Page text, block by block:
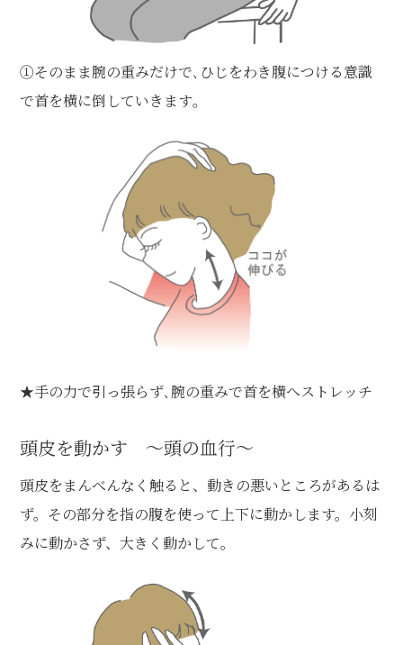
①そのまま腕の重みだけで､ひじをわき腹につける意識
で首を横に倒していきます｡
★手の力で引っ張らず､腕の重みで首を横へストレッチ
頭皮を動かす ～頭の血行～
頭皮をまんべんなく触ると、動きの悪いところがあるは
ず。その部分を指の腹を使って上下に動かします。小刻
みに動かさず、大きく動かして。